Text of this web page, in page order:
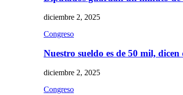
diciembre 2, 2025
Congreso
Nuestro sueldo es de 50 mil,
diciembre 2, 2025
Congreso